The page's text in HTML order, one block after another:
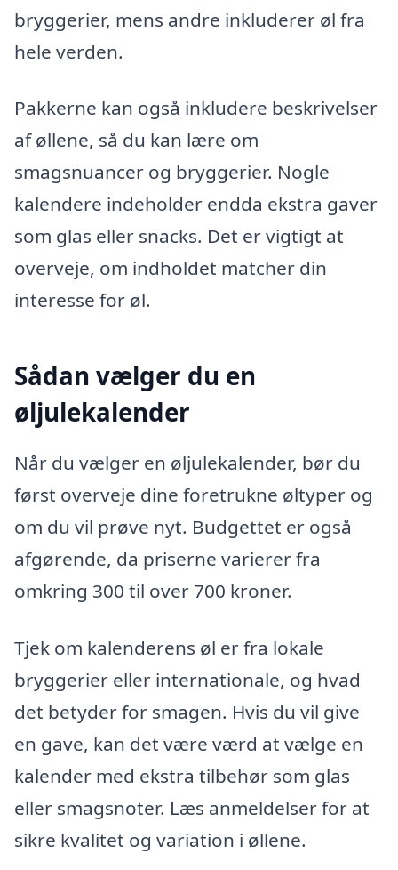
bryggerier, mens andre inkluderer øl fra
hele verden.
Pakkerne kan også inkludere beskrivelser
af øllene, så du kan lære om
smagsnuancer og bryggerier. Nogle
kalendere indeholder endda ekstra gaver
som glas eller snacks. Det er vigtigt at
overveje, om indholdet matcher din
interesse for øl.
Sådan vælger du en
øljulekalender
Når du vælger en øljulekalender, bør du
først overveje dine foretrukne øltyper og
om du vil prøve nyt. Budgettet er også
afgørende, da priserne varierer fra
omkring 300 til over 700 kroner.
Tjek om kalenderens øl er fra lokale
bryggerier eller internationale, og hvad
det betyder for smagen. Hvis du vil give
en gave, kan det være værd at vælge en
kalender med ekstra tilbehør som glas
eller smagsnoter. Læs anmeldelser for at
sikre kvalitet og variation i øllene.